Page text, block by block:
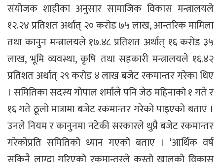
संयोजक शाहीका अनुसार सामाजिक विकास मन्त्रालयले
१२.२४ प्रतिशत अर्थात् २० करोड ७५ लाख, आन्तरिक मामिला
तथा कानुन मन्त्रालयले १७.४८ प्रतिशत अर्थात् १६ करोड ३५
लाख, भूमि व्यवस्था, कृषि तथा सहकारी मन्त्रालयले १६.४२
प्रतिशत अर्थात् २९ करोड ४ लाख बजेट रकमान्तर गरेका थिए
। समितिका सदस्य गोपाल शर्माले पनि जेठ महिनाको १ गते र
१६ गते ठूलो मात्रामा बजेट रकमान्तर गरेको पाइएको बताए ।
उनले नियम र कानुनमा नटेकी सरकारले थुप्रै बजेट रकमान्तर
गरेकोप्रति समितिको ध्यान गएको बताए । ‘आर्थिक वर्ष